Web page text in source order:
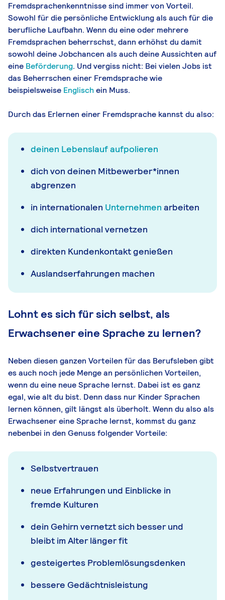
Fremdsprachenkenntnisse sind immer von Vorteil.
Sowohl für die persönliche Entwicklung als auch für die
berufliche Laufbahn. Wenn du eine oder mehrere
Fremdsprachen beherrschst, dann erhöhst du damit
sowohl deineJobchancen als auch deine Aussichten auf
eine Beförderung. Und vergiss nicht: Bei vielen Jobs ist
das Beherrschen einer Fremdsprache wie
beispielsweise Englischein Muss.
Durch das Erlernen einer Fremdsprache kannst du also:
deinen Lebenslauf aufpolieren
dich von deinen Mitbewerber*innen
abgrenzen
in internationalen Unternehmen arbeiten
dich international vernetzen
direkten Kundenkontakt genießen
Auslandserfahrungen machen
Lohnt es sich für sich selbst, als
Erwachsener eine Sprache zu lernen?
Neben diesen ganzen Vorteilen für das Berufsleben gibt
es auch noch jede Menge an persönlichen Vorteilen,
wenn du eine neue Sprache lernst. Dabei ist es ganz
egal, wie alt du bist. Denn dass nur Kinder Sprachen
lernen können, gilt längst als überholt. Wenn du also als
Erwachsener eine Sprache lernst, kommst du ganz
nebenbei in den Genuss folgender Vorteile:
Selbstvertrauen
neue Erfahrungen und Einblicke in
fremde Kulturen
dein Gehirn vernetzt sich besser und
bleibt im Alter länger fit
gesteigertes Problemlösungsdenken
bessere Gedächtnisleistung